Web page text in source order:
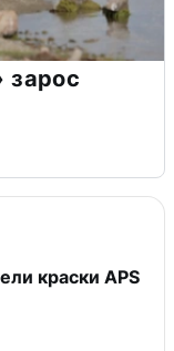
зарос
краски APS